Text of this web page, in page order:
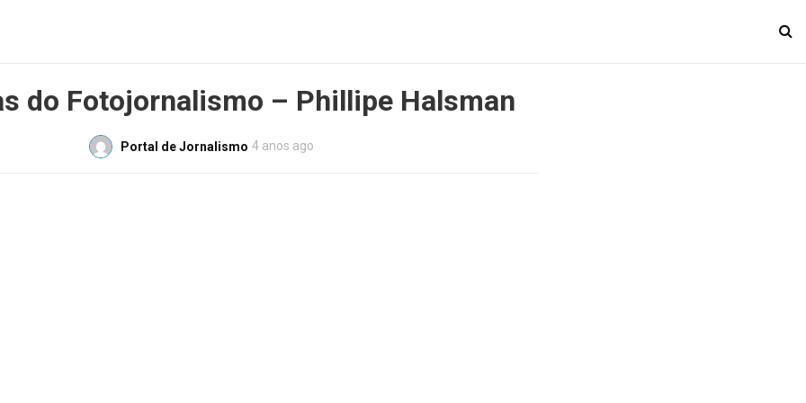
do Fotojornalismo – Phillipe Halsman
Portal de Jornalismo 4 anos ago